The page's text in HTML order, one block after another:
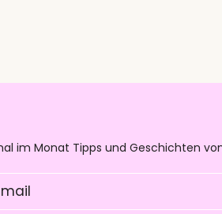
im Monat Tipps und Geschichten
(Pflichtfeld)